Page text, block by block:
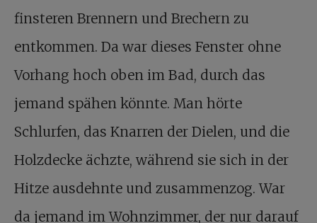
finsteren Brennern und Brechern zu
entkommen. Da war dieses Fenster ohne
Vorhang hoch oben im Bad, durch das
jemand spähen könnte. Man hörte
Schlurfen, das Knarren der Dielen, und die
Holzdecke ächzte, während sie sich in der
Hitze ausdehnte und zusammenzog. War
da jemand im Wohnzimmer, der nur darauf